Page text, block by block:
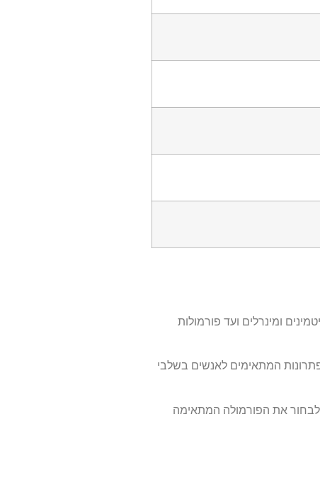
ומינרלים ועד פורמולות
המתאימים לאנשים בשלבי
את הפורמולה המתאימה